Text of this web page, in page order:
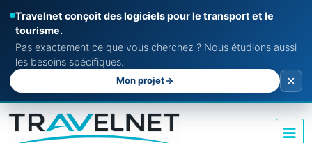
Travelnet conçoit des logiciels pour le transport et le
tourisme.
Pas exactement ce que vous cherchez ? Nous étudions aussi
les besoins spécifiques.
Mon projet